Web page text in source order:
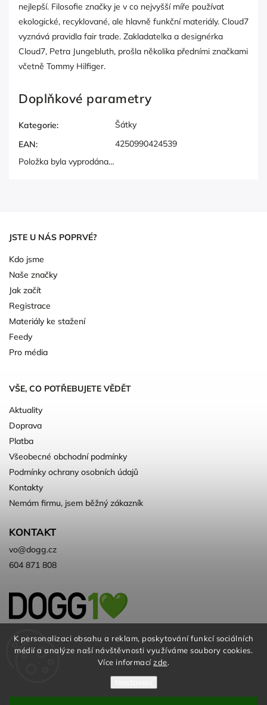
K personalizaci obsahu a reklam, poskytování funkcí sociálních
médií a analýze naší návštěvnosti využíváme soubory cookies.
Více informacízde.
nejlepší. Filosofie značky je v co nejvyšší míře používat
ekologické, recyklované, ale hlavně funkční materiály. Cloud7
vyznává pravidla fair trade. Zakladatelka a designérka
Cloud7, Petra Jungebluth, prošla několika předními značkami
včetně Tommy Hilfiger.
Doplňkové parametry
Kategorie:
Šátky
EAN:
4250990424539
Položka byla vyprodána…
JSTE U NÁS POPRVÉ?
Kdo jsme
Naše značky
Jak začít
Registrace
Materiály ke stažení
Feedy
Pro média
VŠE, CO POTŘEBUJETE VĚDĚT
Aktuality
Doprava
Platba
Všeobecné obchodní podmínky
Podmínky ochrany osobních údajů
Kontakty
Nemám firmu, jsem běžný zákazník
KONTAKT
vo@dogg.cz
604 871 808
Velkoobchod kvalitních a ♻️eko
chovatelských potřeb. Už 10 let